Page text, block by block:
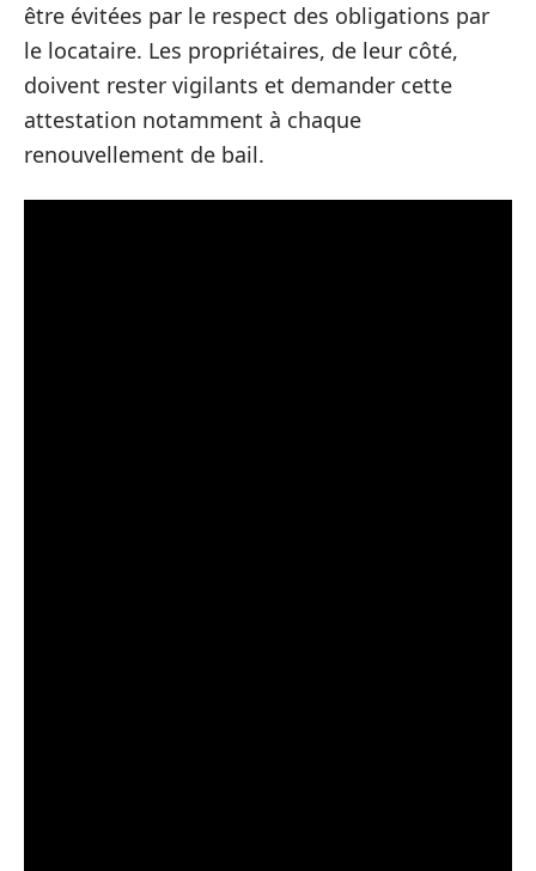
être évitées par le respect des obligations par
le locataire. Les propriétaires, de leur côté,
doivent rester vigilants et demander cette
attestation notamment à chaque
renouvellement de bail.